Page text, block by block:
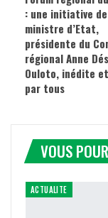
: une initiative
ministre d’Etat,
présidente du
régional Anne
Ouloto, inédite
par tous
VOUS
ACTUALITE